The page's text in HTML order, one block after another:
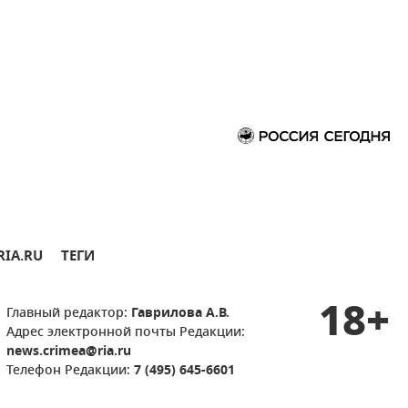
ТЕГИ
Главный редактор: Гаврилова А.В.
Адрес электронной почты Редакции:
news.crimea@ria.ru
Телефон Редакции: 7 (495) 645-6601
18+